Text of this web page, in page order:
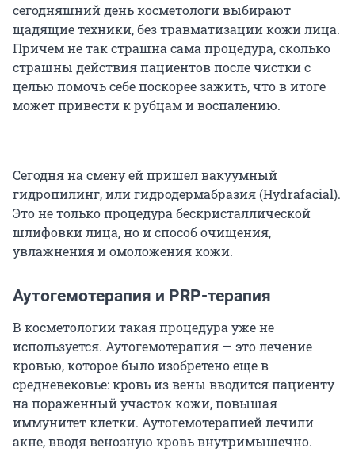
сегодняшний день косметологи выбирают
щадящие техники, без травматизации кожи лица.
Причем не так страшна сама процедура, сколько
страшны действия пациентов после чистки с
целью помочь себе поскорее зажить, что в итоге
может привести к рубцам и воспалению.
Сегодня на смену ей пришел вакуумный
гидропилинг, или гидродермабразия (Hydrafacial).
Это не только процедура бескристаллической
шлифовки лица, но и способ очищения,
увлажнения и омоложения кожи.
Аутогемотерапия и PRP-терапия
В косметологии такая процедура уже не
используется. Аутогемотерапия — это лечение
кровью, которое было изобретено еще в
средневековье: кровь из вены вводится пациенту
на пораженный участок кожи, повышая
иммунитет клетки. Аутогемотерапией лечили
акне, вводя венозную кровь внутримышечно.